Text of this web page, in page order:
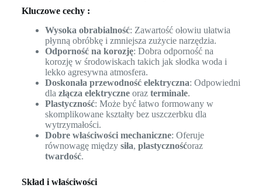
Kluczowe cechy :
Wysoka obrabialność: Zawartość ołowiu ułatwia
płynną obróbkę i zmniejsza zużycie narzędzia.
Odporność na korozję: Dobra odporność na
korozję w środowiskach takich jak słodka woda i
lekko agresywna atmosfera.
Doskonała przewodność elektryczna: Odpowiedni
dla złącza elektryczneoraz terminale.
Plastyczność: Może być łatwo formowany w
skomplikowane kształty bez uszczerbku dla
wytrzymałości.
Dobre właściwości mechaniczne: Oferuje
równowagę między siła, plastycznośćoraz
twardość.
Skład i właściwości